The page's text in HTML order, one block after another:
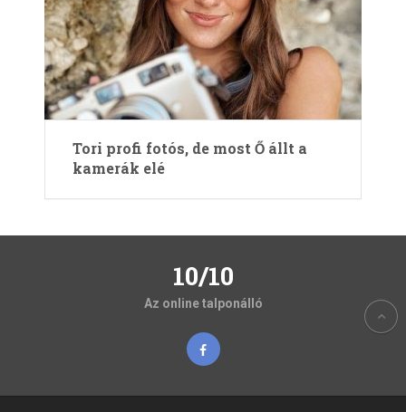
Tori profi fotós, de most Ő állt a
kamerák elé
10/10
Az online talponálló